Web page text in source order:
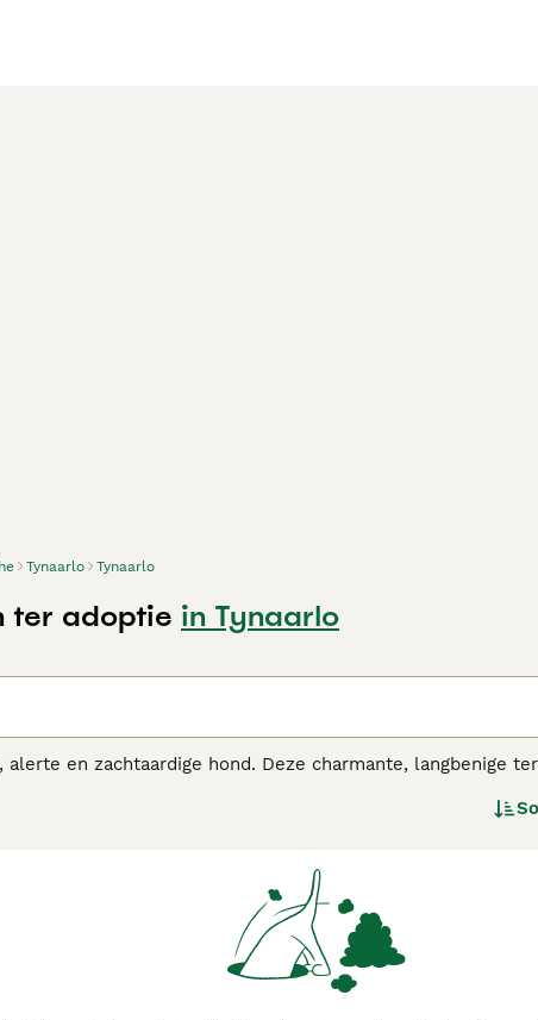
Tynaarlo Tynaarlo
ter adoptie in Tynaarlo
alerte en zachtaardige hond. Deze charmante, langbenige